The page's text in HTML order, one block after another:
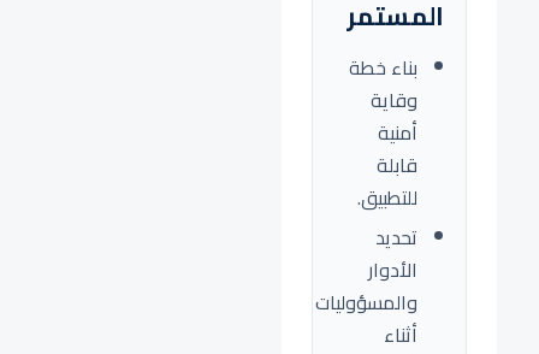
المستمر
بناء خطة
وقاية
أمنية
قابلة
للتطبيق.
تحديد
الأدوار
والمسؤوليات
أثناء